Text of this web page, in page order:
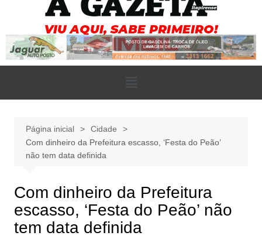
Página inicial
Cidade
Com dinheiro da Prefeitura escasso, ‘Festa do Peão’
não tem data definida
Com dinheiro da Prefeitura
escasso, ‘Festa do Peão’ não
tem data definida